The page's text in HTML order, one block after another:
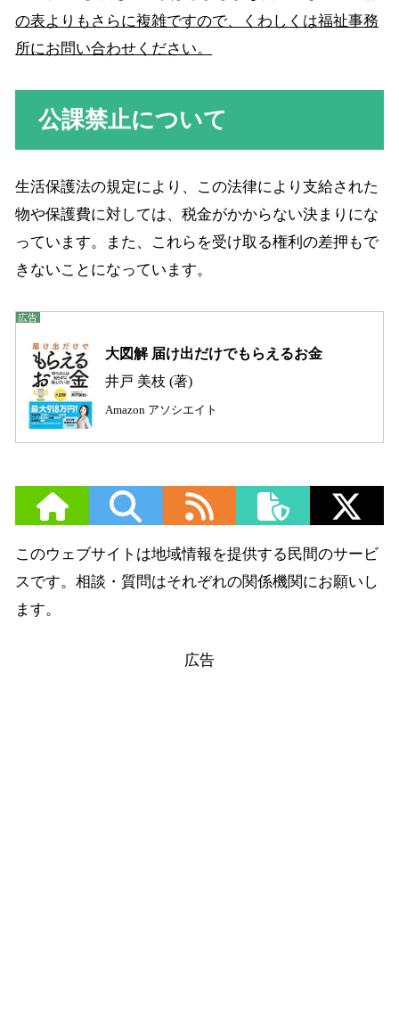
の表よりもさらに複雑ですので、くわしくは福祉事務
所にお問い合わせください。
公課禁止について
生活保護法の規定により、この法律により支給された
物や保護費に対しては、税金がかからない決まりにな
っています。また、これらを受け取る権利の差押もで
きないことになっています。
大図解 届け出だけでもらえるお金
井戸 美枝 (著)
Amazon アソシエイト